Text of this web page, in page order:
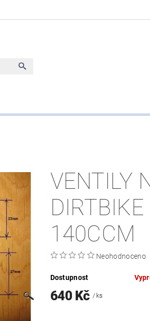
VENTILY
DIRTBIKE
140CCM
Neohodnoceno
Dostupnost
640 Kč/ ks